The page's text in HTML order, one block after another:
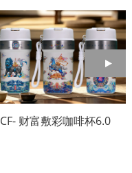
CF- 财富敷彩咖啡杯6.0